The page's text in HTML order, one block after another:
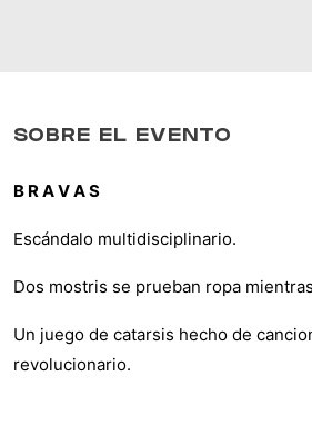
SOBRE EL EVENTO
B R A V A S
Escándalo multidisciplinario.
Dos mostris se prueban ropa
Un juego de catarsis hecho de
revolucionario.